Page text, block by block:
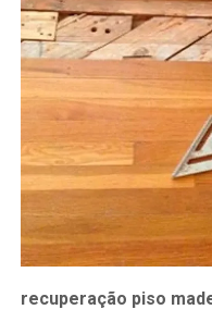
recuperação piso